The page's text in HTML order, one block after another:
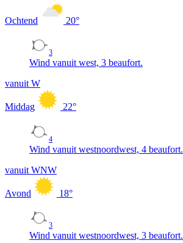
Ochtend 20°
3
Wind vanuit west, 3 beaufort.
vanuit W
Middag 22°
4
Wind vanuit westnoordwest, 4 beaufort.
vanuit WNW
Avond 18°
3
Wind vanuit westnoordwest, 3 beaufort.